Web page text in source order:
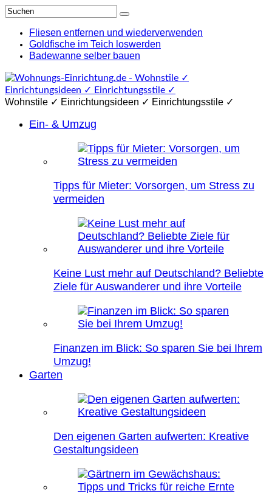
Fliesen entfernen und wiederverwenden
Goldfische im Teich loswerden
Badewanne selber bauen
Wohnstile ✓ Einrichtungsideen ✓ Einrichtungsstile ✓
Ein- & Umzug
Tipps für Mieter: Vorsorgen, um Stress zu
vermeiden
Keine Lust mehr auf Deutschland? Beliebte
Ziele für Auswanderer und ihre Vorteile
Finanzen im Blick: So sparen Sie bei Ihrem
Umzug!
Garten
Den eigenen Garten aufwerten: Kreative
Gestaltungsideen